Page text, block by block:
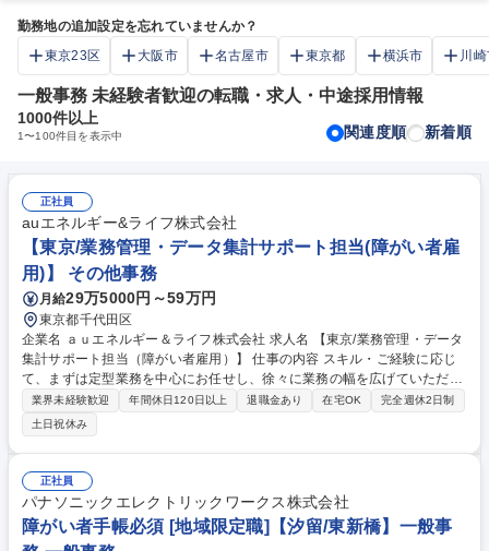
勤務地の追加設定を忘れていませんか？
東京23区
大阪市 名古屋市 東京都 横浜市 川
一般事務 未経験者歓迎の転職・求人・中途採用情報
1000件以上
1〜100件目を表示中 関連度順 新着順
正社員
auエネルギー&ライフ株式会社
【東京/業務管理・データ集計サポート担当(障がい者雇
用)】 その他事務
月給29万5000円～59万円
東京都千代田区
企業名 ａｕエネルギー＆ライフ株式会社 求人名 【東京/業務管理・データ
集計サポート担当（障がい者雇用）】 仕事の内容 スキル・ご経験に応じ
て、まずは定型業務を中心にお任せし、徐々に業務の幅を広げていただき
ます。 【定型業務】■KPI実績データの集計／ダッシュボード更新／定例
レポート作成■案件／施策の進捗管理■委託費含む経費管理■各種権限申請
／管理／棚卸し■コミッション支払い処理■エスカレーション内容の整理・
転記■スケジュール調整 【非定型業務】（スキルに応じて） ■KPI設計／分
析／ボトルネック分析の補助■業務改善施策の立案補助 ■FAQ／ナレッジ
作成 募集職種 【東京/業務管理・データ集計サポート担当（障がい者雇
用）】
業界未経験歓迎 年間休日120日以上 退職金あり 在宅OK
完全週休2日制
土日祝休み
正社員
パナソニックエレクトリックワークス株式会社
障がい者手帳必須 [地域限定職]【汐留/東新橋】一般事